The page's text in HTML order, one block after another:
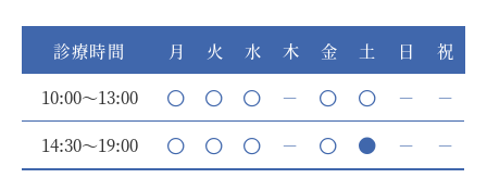
診療時間 月 火 水 木 金 土 日
祝
10:00～13:00
－ －
－
14:30～19:00
－ － －